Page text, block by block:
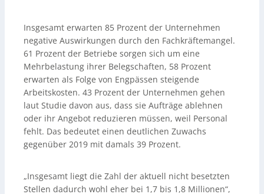
Insgesamt erwarten 85 Prozent der Unternehmen
negative Auswirkungen durch den Fachkräftemangel.
61 Prozent der Betriebe sorgen sich um eine
Mehrbelastung ihrer Belegschaften, 58 Prozent
erwarten als Folge von Engpässen steigende
Arbeitskosten. 43 Prozent der Unternehmen gehen
laut Studie davon aus, dass sie Aufträge ablehnen
oder ihr Angebot reduzieren müssen, weil Personal
fehlt. Das bedeutet einen deutlichen Zuwachs
gegenüber 2019 mit damals 39 Prozent.
„Insgesamt liegt die Zahl der aktuell nicht besetzten
Stellen dadurch wohl eher bei 1,7 bis 1,8 Millionen“,